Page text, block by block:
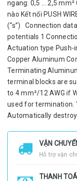
ngang: 0,5 … 2,5
nào Kết nối PUSH
(“s”) Connection
potentials 1
Actuation type Push-
Copper Aluminum
Terminating
terminal blocks are
to 4 mm²/12 AWG if
used for termination.
Automatically
VẬN
Hỗ trợ vận
THANH